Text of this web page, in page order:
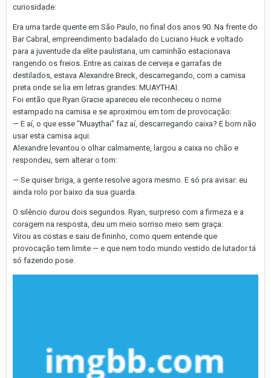
curiosidade:
Era uma tarde quente em São Paulo, no final dos anos 90. Na frente do
Bar Cabral, empreendimento badalado do Luciano Huck e voltado
para a juventude da elite paulistana, um caminhão estacionava
rangendo os freios. Entre as caixas de cerveja e garrafas de
destilados, estava Alexandre Breck, descarregando, com a camisa
preta onde se lia em letras grandes: MUAYTHAI.
Foi então que Ryan Gracie apareceu ele reconheceu o nome
estampado na camisa e se aproximou em tom de provocação:
— E aí, o que esse “Muaythai” faz aí, descarregando caixa? E bom não
usar esta camisa aqui.
Alexandre levantou o olhar calmamente, largou a caixa no chão e
respondeu, sem alterar o tom:
— Se quiser briga, a gente resolve agora mesmo. E só pra avisar: eu
ainda rolo por baixo da sua guarda.
O silêncio durou dois segundos. Ryan, surpreso com a firmeza e a
coragem na resposta, deu um meio sorriso meio sem graça:
Virou as costas e saiu de fininho, como quem entende que
provocação tem limite — e que nem todo mundo vestido de lutador tá
só fazendo pose.